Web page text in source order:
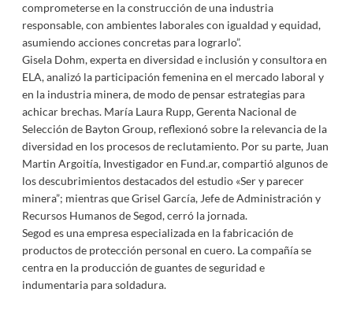
comprometerse en la construcción de una industria
responsable, con ambientes laborales con igualdad y equidad,
asumiendo acciones concretas para lograrlo”.
Gisela Dohm, experta en diversidad e inclusión y consultora en
ELA, analizó la participación femenina en el mercado laboral y
en la industria minera, de modo de pensar estrategias para
achicar brechas. María Laura Rupp, Gerenta Nacional de
Selección de Bayton Group, reflexionó sobre la relevancia de la
diversidad en los procesos de reclutamiento. Por su parte, Juan
Martin Argoitía, Investigador en Fund.ar, compartió algunos de
los descubrimientos destacados del estudio «Ser y parecer
minera”; mientras que Grisel García, Jefe de Administración y
Recursos Humanos de Segod, cerró la jornada.
Segod es una empresa especializada en la fabricación de
productos de protección personal en cuero. La compañía se
centra en la producción de guantes de seguridad e
indumentaria para soldadura.